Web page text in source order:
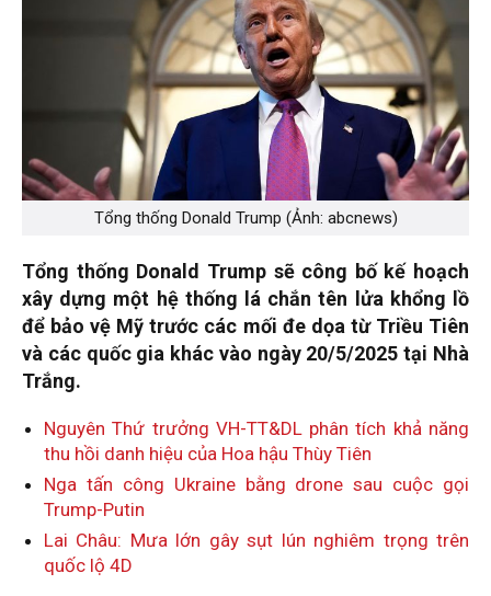
Tổng thống Donald Trump (Ảnh: abcnews)
Tổng thống Donald Trump sẽ công bố kế hoạch
xây dựng một hệ thống lá chắn tên lửa khổng lồ
để bảo vệ Mỹ trước các mối đe dọa từ Triều Tiên
và các quốc gia khác vào ngày 20/5/2025 tại Nhà
Trắng.
Nguyên Thứ trưởng VH-TT&DL phân tích khả năng
thu hồi danh hiệu của Hoa hậu Thùy Tiên
Nga tấn công Ukraine bằng drone sau cuộc gọi
Trump-Putin
Lai Châu: Mưa lớn gây sụt lún nghiêm trọng trên
quốc lộ 4D